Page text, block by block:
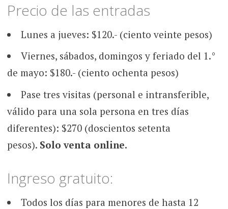
Precio de las entradas
Lunes a jueves: $120.- (ciento veinte pesos)
Viernes, sábados, domingos y feriado del 1.°
de mayo: $180.- (ciento ochenta pesos)
Pase tres visitas (personal e intransferible,
válido para una sola persona en tres días
diferentes): $270 (doscientos setenta
pesos). Solo venta online.
Ingreso gratuito:
Todos los días para menores de hasta 12